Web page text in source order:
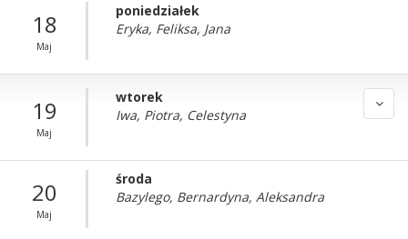
18
Maj
poniedziałek
Eryka, Feliksa, Jana
19
Maj
wtorek
Iwa, Piotra, Celestyna
20
Maj
środa
Bazylego, Bernardyna, Aleksandra